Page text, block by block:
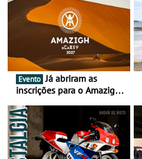
Evento Já abriram as
inscrições para o Amazigh
Marrocos, de 23 abril a 1
maio - The ultimate
experience in Morocco